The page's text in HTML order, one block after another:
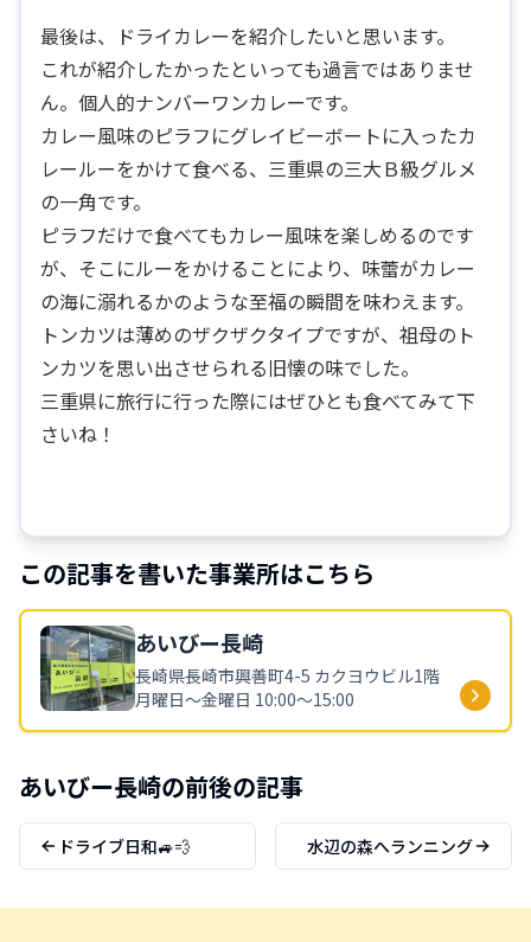
最後は、ドライカレーを紹介したいと思います。
これが紹介したかったといっても過言ではありませ
ん。個人的ナンバーワンカレーです。
カレー風味のピラフにグレイビーボートに入ったカ
レールーをかけて食べる、三重県の三大Ｂ級グルメ
の一角です。
ピラフだけで食べてもカレー風味を楽しめるのです
が、そこにルーをかけることにより、味蕾がカレー
の海に溺れるかのような至福の瞬間を味わえます。
トンカツは薄めのザクザクタイプですが、祖母のト
ンカツを思い出させられる旧懐の味でした。
三重県に旅行に行った際にはぜひとも食べてみて下
さいね！
この記事を書いた事業所はこちら
あいびー長崎
長崎県長崎市興善町4-5 カクヨウビル1階
月曜日～金曜日 10:00～15:00
あいびー長崎の前後の記事
ドライブ日和🚙💨 水辺の森へランニング